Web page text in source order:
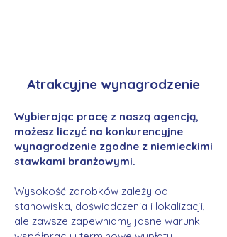
Atrakcyjne wynagrodzenie
Wybierając pracę z naszą agencją,
możesz liczyć na konkurencyjne
wynagrodzenie zgodne z niemieckimi
stawkami branżowymi.
Wysokość zarobków zależy od
stanowiska, doświadczenia i lokalizacji,
ale zawsze zapewniamy jasne warunki